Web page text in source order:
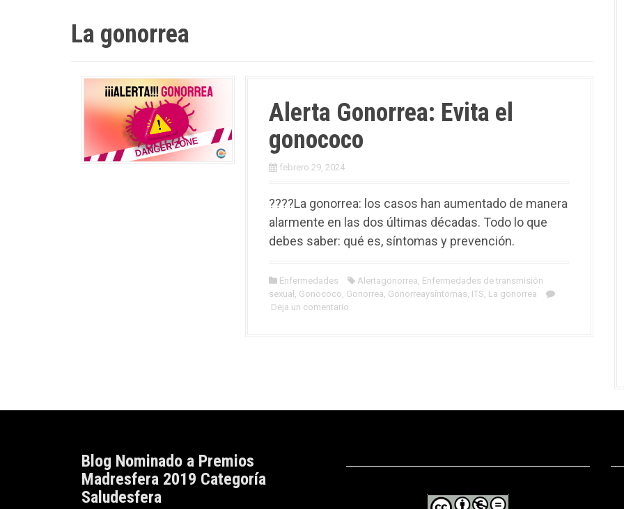
La gonorrea
Alerta Gonorrea: Evita el
gonococo
febrero 29, 2024
????La gonorrea: los casos han aumentado de manera
alarmente en las dos últimas décadas. Todo lo que
debes saber: qué es, síntomas y prevención.
Enfermedades Alertagonorrea, Enfermedades de transmisión
sexual , Gonococo, Gonorrea, Gonorreaysíntomas, ITS, La gonorrea
Deja un comentario
Blog Nominado a Premios
Madresfera 2019 Categoría
Saludesfera